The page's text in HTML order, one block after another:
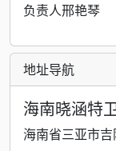
负责人邢艳琴
地址导航
海南晓涵特
海南省三亚市